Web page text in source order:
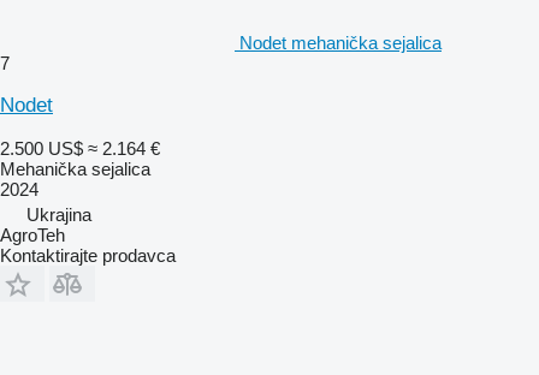
Nodet mehanička sejalica
7
Nodet
2.500 US$ ≈ 2.164 €
Mehanička sejalica
2024
Ukrajina
AgroTeh
Kontaktirajte prodavca